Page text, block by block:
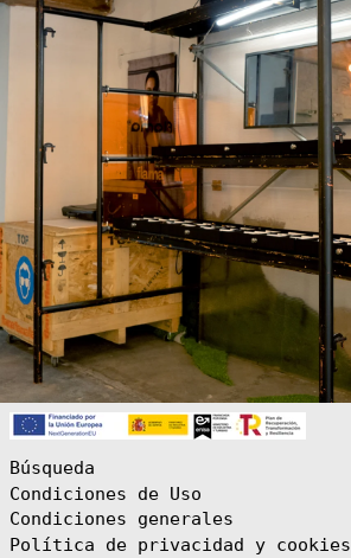
Búsqueda
Condiciones de Uso
Condiciones generales
Política de privacidad y cookies
Bután (EUR €)
Cabo Verde (CVE
$)
Camboya (KHR ៛)
Camerún (XAF
CFA)
Canadá (CAD $)
Caribe
neerlandés (USD
$)
Catar (QAR ر.ق)
Chad (XAF CFA)
Chequia (CZK
Kč)
Chile (EUR €)
China (CNY ¥)
Chipre (EUR €)
€)
Comoras (KMF